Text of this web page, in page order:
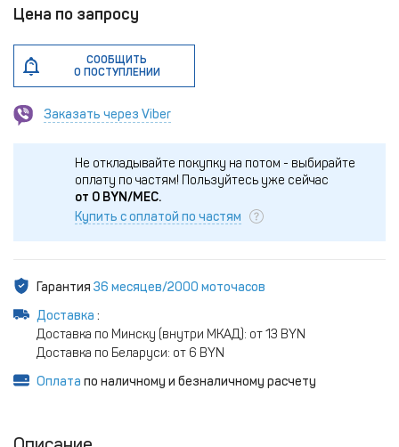
Цена по запросу
СООБЩИТЬ
О ПОСТУПЛЕНИИ
Заказать через Viber
Не откладывайте покупку на потом - выбирайте
оплату по частям! Пользуйтесь уже сейчас
от 0 BYN/МЕС.
Купить с оплатой по частям
Гарантия 36 месяцев/2000 моточасов
Доставка :
Доставка по Минску (внутри МКАД): от 13 BYN
Доставка по Беларуси: от 6 BYN
Оплата по наличному и безналичному расчету